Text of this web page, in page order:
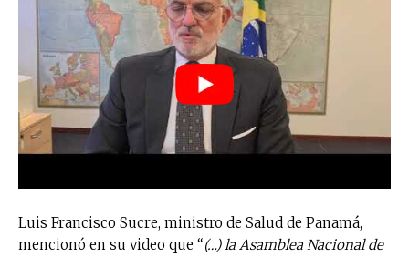
Luis Francisco Sucre, ministro de Salud de Panamá,
mencionó en su video que “(…) la Asamblea Nacional de